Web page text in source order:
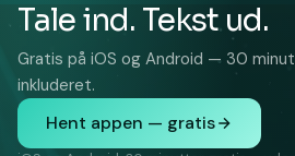
Tale ind. Tekst ud.
Gratis på iOS og Android — 30
inkluderet.
Hent appen — gratis